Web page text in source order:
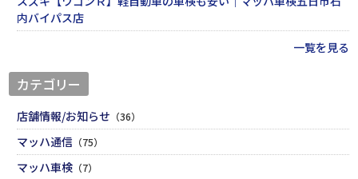
内バイパス店
一覧を見る
カテゴリー
店舗情報/お知らせ （36）
マッハ通信 （75）
マッハ車検 （7）